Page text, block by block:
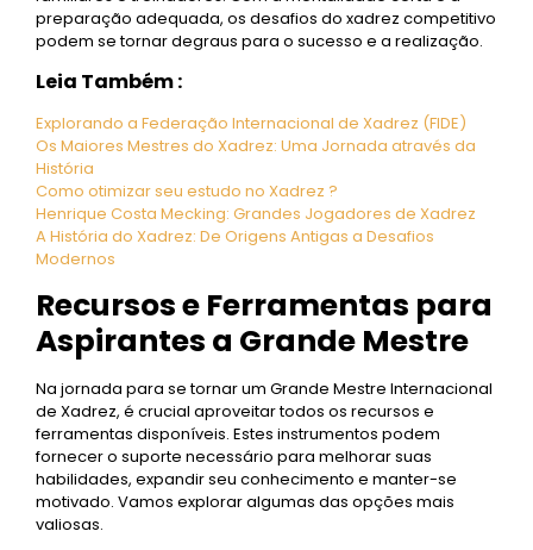
preparação adequada, os desafios do xadrez competitivo
podem se tornar degraus para o sucesso e a realização.
Leia Também :
Explorando a Federação Internacional de Xadrez (FIDE)
Os Maiores Mestres do Xadrez: Uma Jornada através da
História
Como otimizar seu estudo no Xadrez ?
Henrique Costa Mecking: Grandes Jogadores de Xadrez
A História do Xadrez: De Origens Antigas a Desafios
Modernos
Recursos e Ferramentas para
Aspirantes a Grande Mestre
Na jornada para se tornar um Grande Mestre Internacional
de Xadrez, é crucial aproveitar todos os recursos e
ferramentas disponíveis. Estes instrumentos podem
fornecer o suporte necessário para melhorar suas
habilidades, expandir seu conhecimento e manter-se
motivado. Vamos explorar algumas das opções mais
valiosas.